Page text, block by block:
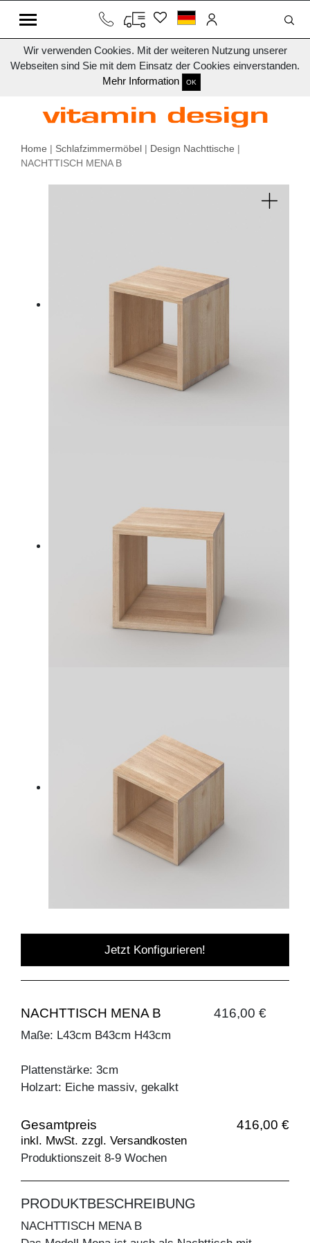
Wir verwenden Cookies. Mit der weiteren Nutzung unserer
Webseiten sind Sie mit dem Einsatz der Cookies einverstanden.
Mehr Information
OK
Home | Schlafzimmermöbel | Design Nachttische |
NACHTTISCH MENA B
Jetzt Konfigurieren!
NACHTTISCH MENA B 416,00 €
Maße: L43cm B43cm H43cm
Plattenstärke: 3cm
Holzart: Eiche massiv, gekalkt
Gesamtpreis 416,00 €
inkl. MwSt. zzgl. Versandkosten
Produktionszeit 8-9 Wochen
PRODUKTBESCHREIBUNG
NACHTTISCH MENA B